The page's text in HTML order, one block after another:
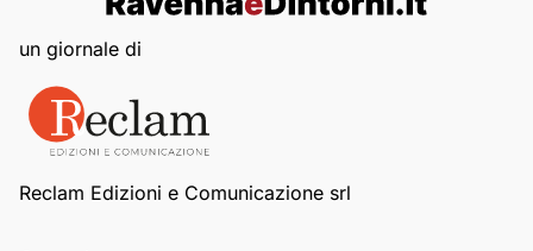
un giornale di
Reclam Edizioni e Comunicazione srl